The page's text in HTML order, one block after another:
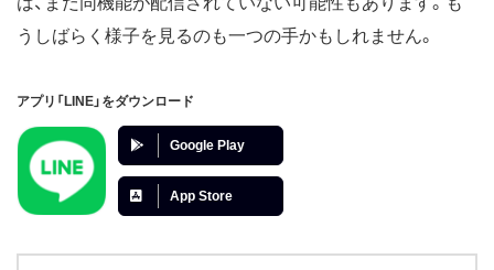
うしばらく様子を見るのも一つの手かもしれません。
アプリ「LINE」をダウンロード
Google Play
App Store